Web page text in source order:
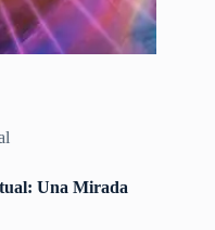
Una Mirada